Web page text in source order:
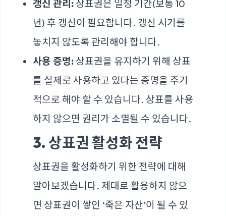
갱신 관리: 상표권은 일정 기간(보통 10
년) 후 갱신이 필요합니다. 갱신 시기를
놓치지 않도록 관리해야 합니다.
사용 증명: 상표권을 유지하기 위해 상표
를 실제로 사용하고 있다는 증명을 주기
적으로 해야 할 수 있습니다. 상표를 사용
하지 않으면 권리가 소멸될 수 있습니다.
3. 상표권 활성화 전략
상표권을 활성화하기 위한 전략에 대해
알아보겠습니다. 제대로 활용하지 않으
면 상표권이 쌓인 ‘죽은 자산’이 될 수 있